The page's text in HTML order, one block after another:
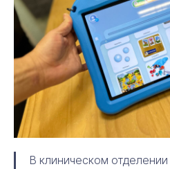
В клиническом отделении